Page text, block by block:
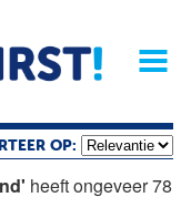
Magazine
OP:
heeft ongeveer 78